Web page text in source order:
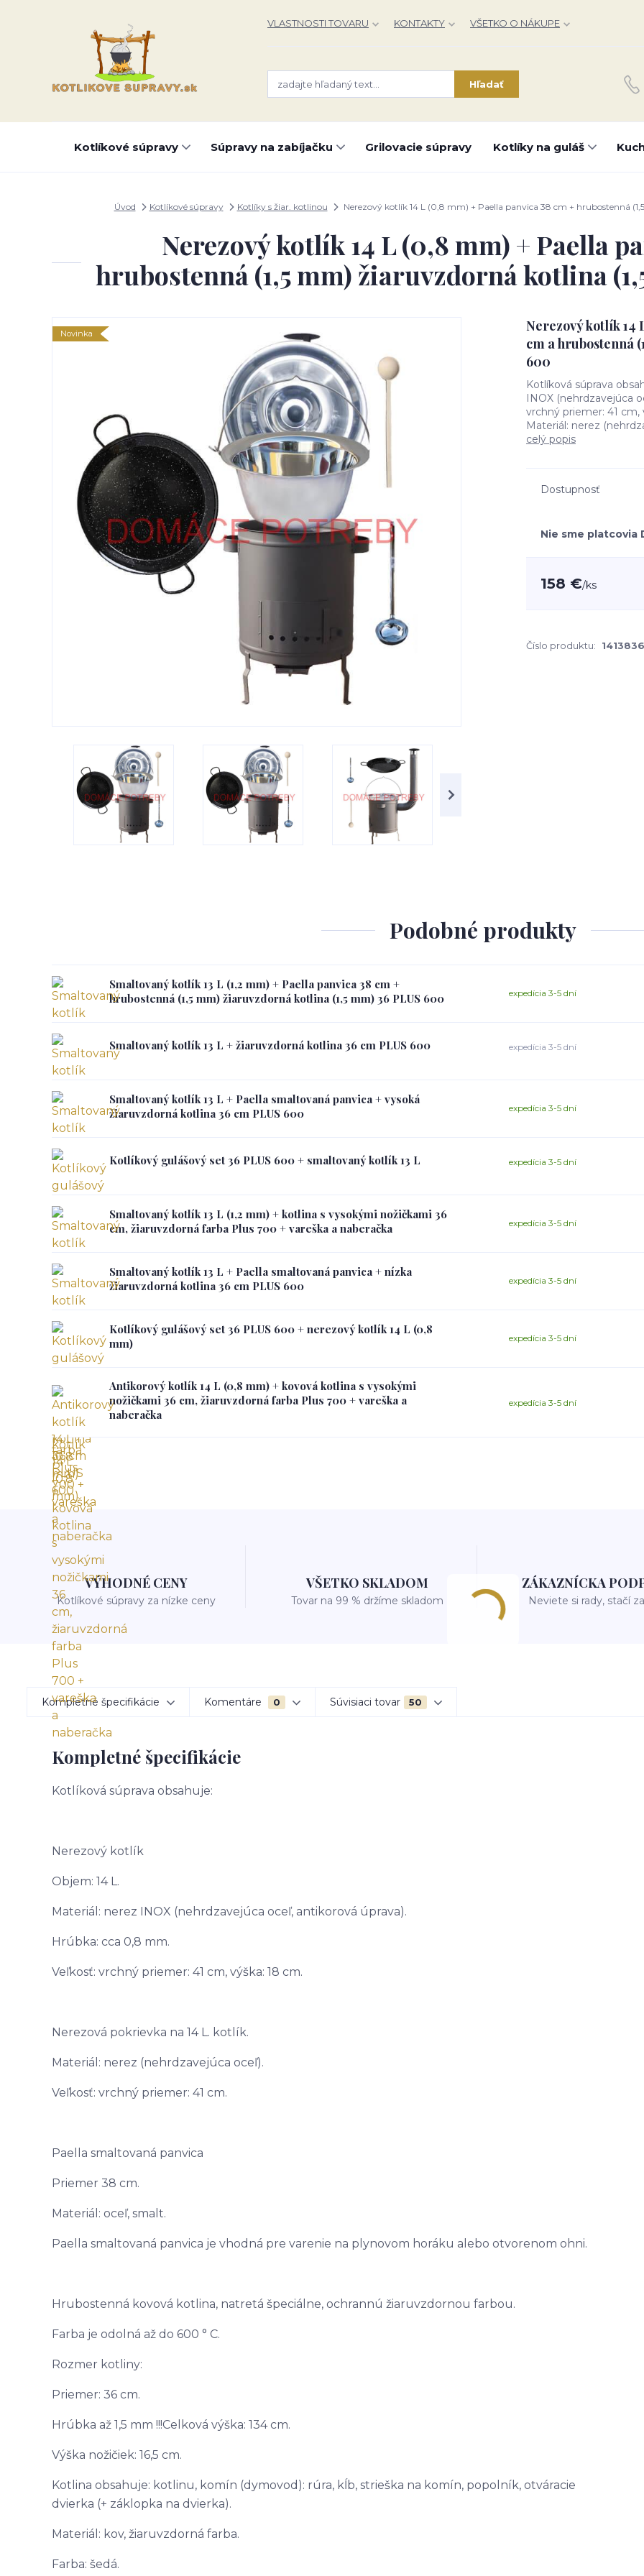
VLASTNOSTI TOVARU KONTAKTY VŠETKO O NÁKUPE
Hľadať
Kotlíkové súpravy Súpravy na zabíjačku Grilovacie súpravy Kotlíky na guláš
Úvod Kotlíkové súpravy Kotlíky s žiar. kotlinou Nerezový kotlík 14 L (0,8 mm) + Paella panvica 38 cm + hrubostenná
Nerezový kotlík 14 L (0,8 mm) + Paella
hrubostenná (1,5 mm) žiaruvzdorná kotlina
Novinka
Nerezový kotlík 14
cm a hrubostenná
600
Kotlíková súprava
INOX (nehrdzavejúca
vrchný priemer: 41
Materiál: nerez
celý popis
Dostupnosť
Nie sme platcovia
158 €/ks
Číslo produktu:
Podobné produkty
Smaltovaný kotlík 13 L (1,2 mm) + Paella panvica 38 cm +
hrubostenná (1,5 mm) žiaruvzdorná kotlina (1,5 mm) 36 PLUS 600
expedícia 3-5 dní
Smaltovaný kotlík 13 L + žiaruvzdorná kotlina 36 cm PLUS 600 expedícia 3-5 dní
Smaltovaný kotlík 13 L + Paella smaltovaná panvica + vysoká
žiaruvzdorná kotlina 36 cm PLUS 600
expedícia 3-5 dní
Kotlíkový gulášový set 36 PLUS 600 + smaltovaný kotlík 13 L expedícia 3-5 dní
Smaltovaný kotlík 13 L (1,2 mm) + kotlina s vysokými nožičkami 36
cm, žiaruvzdorná farba Plus 700 + vareška a naberačka
expedícia 3-5 dní
Smaltovaný kotlík 13 L + Paella smaltovaná panvica + nízka
žiaruvzdorná kotlina 36 cm PLUS 600
expedícia 3-5 dní
Kotlíkový gulášový set 36 PLUS 600 + nerezový kotlík 14 L (0,8
mm)
expedícia 3-5 dní
Antikorový kotlík 14 L (0,8 mm) + kovová kotlina s vysokými
nožičkami 36 cm, žiaruvzdorná farba Plus 700 + vareška a
naberačka
expedícia 3-5 dní
VÝHODNÉ CENY
Kotlíkové súpravy za nízke ceny
VŠETKO SKLADOM
Tovar na 99 % držíme skladom
ZÁKAZNÍCKA
Neviete si rady, stačí
Kompletné špecifikácie Komentáre 0 Súvisiaci tovar 50
Kompletné špecifikácie
Kotlíková súprava obsahuje:
Nerezový kotlík
Objem: 14 L.
Materiál: nerez INOX (nehrdzavejúca oceľ, antikorová úprava).
Hrúbka: cca 0,8 mm.
Veľkosť: vrchný priemer: 41 cm, výška: 18 cm.
Nerezová pokrievka na 14 L. kotlík.
Materiál: nerez (nehrdzavejúca oceľ).
Veľkosť: vrchný priemer: 41 cm.
Paella smaltovaná panvica
Priemer 38 cm.
Materiál: oceľ, smalt.
Paella smaltovaná panvica je vhodná pre varenie na plynovom horáku alebo otvorenom ohni.
Hrubostenná kovová kotlina, natretá špeciálne, ochrannú žiaruvzdornou farbou.
Farba je odolná až do 600 ° C.
Rozmer kotliny:
Priemer: 36 cm.
Hrúbka až 1,5 mm !!!Celková výška: 134 cm.
Výška nožičiek: 16,5 cm.
Kotlina obsahuje: kotlinu, komín (dymovod): rúra, kĺb, strieška na komín, popolník, otváracie
dvierka (+ záklopka na dvierka).
Materiál: kov, žiaruvzdorná farba.
Farba: šedá.